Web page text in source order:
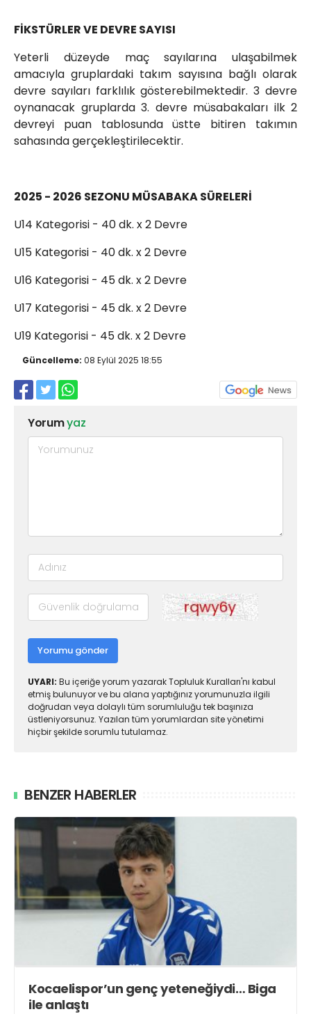
FİKSTÜRLER VE DEVRE SAYISI
Yeterli düzeyde maç sayılarına ulaşabilmek
amacıyla gruplardaki takım sayısına bağlı olarak
devre sayıları farklılık gösterebilmektedir. 3 devre
oynanacak gruplarda 3. devre müsabakaları ilk 2
devreyi puan tablosunda üstte bitiren takımın
sahasında gerçekleştirilecektir.
2025 - 2026 SEZONU MÜSABAKA SÜRELERİ
U14 Kategorisi - 40 dk. x 2 Devre
U15 Kategorisi - 40 dk. x 2 Devre
U16 Kategorisi - 45 dk. x 2 Devre
U17 Kategorisi - 45 dk. x 2 Devre
U19 Kategorisi - 45 dk. x 2 Devre
Güncelleme: 08 Eylül 2025 18:55
Yorumyaz
Yorumu gönder
UYARI: Bu içeriğe yorum yazarak Topluluk Kuralları'nı kabul
etmiş bulunuyor ve bu alana yaptığınız yorumunuzla ilgili
doğrudan veya dolaylı tüm sorumluluğu tek başınıza
üstleniyorsunuz. Yazılan tüm yorumlardan site yönetimi
hiçbir şekilde sorumlu tutulamaz.
BENZER HABERLER
Kocaelispor’un genç yeteneğiydi… Biga
ile anlaştı